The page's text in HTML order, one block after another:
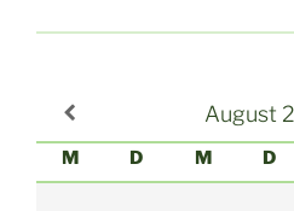
August
M D M D